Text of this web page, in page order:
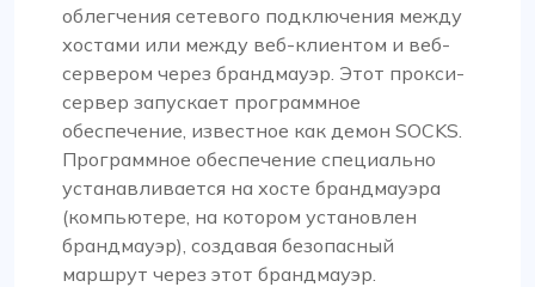
облегчения сетевого подключения между
хостами или между веб-клиентом и веб-
сервером через брандмауэр. Этот прокси-
сервер запускает программное
обеспечение, известное как демон SOCKS.
Программное обеспечение специально
устанавливается на хосте брандмауэра
(компьютере, на котором установлен
брандмауэр), создавая безопасный
маршрут через этот брандмауэр.